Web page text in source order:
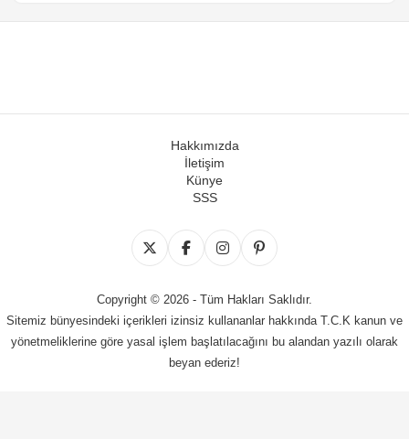
Hakkımızda
İletişim
Künye
SSS
Copyright © 2026 - Tüm Hakları Saklıdır.
Sitemiz bünyesindeki içerikleri izinsiz kullananlar hakkında T.C.K kanun ve
yönetmeliklerine göre yasal işlem başlatılacağını bu alandan yazılı olarak
beyan ederiz!